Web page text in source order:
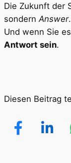
Die Zukunft der
sondern Answer.
Und wenn Sie
Antwort sein.
Diesen Beitrag